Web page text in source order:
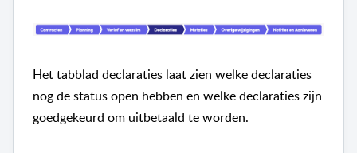
Het tabblad declaraties laat zien welke declaraties
nog de status open hebben en welke declaraties zijn
goedgekeurd om uitbetaald te worden.